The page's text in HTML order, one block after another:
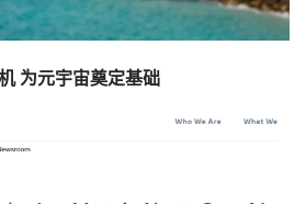
为元宇宙奠定基础